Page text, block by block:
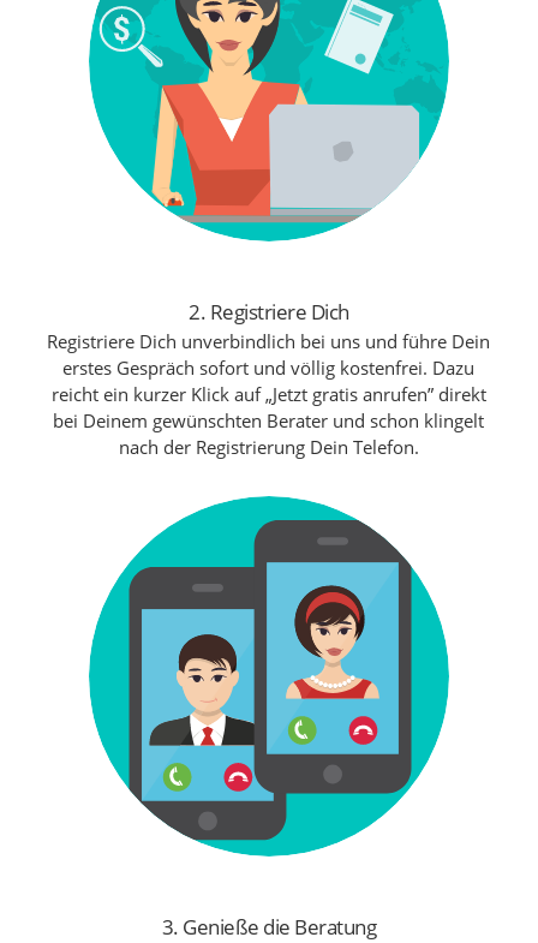
2. Registriere Dich
Registriere Dich unverbindlich bei uns und führe Dein
erstes Gespräch sofort und völlig kostenfrei. Dazu
reicht ein kurzer Klick auf „Jetzt gratis anrufen” direkt
bei Deinem gewünschten Berater und schon klingelt
nach der Registrierung Dein Telefon.
3. Genieße die Beratung